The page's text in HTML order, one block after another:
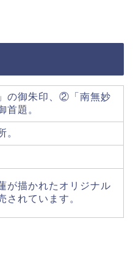
の御朱印、②「南無妙
首題。
。
が描かれたオリジナル
されています。